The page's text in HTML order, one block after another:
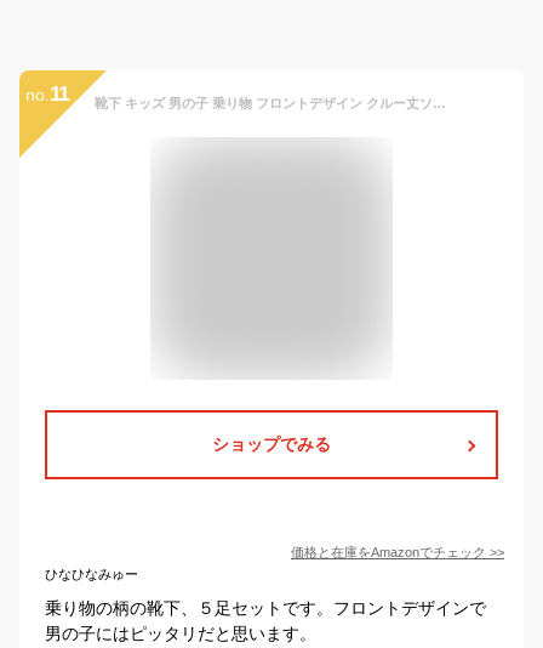
no. 11 靴下 キッズ 男の子 乗り物 フロントデザイン クルー丈ソックス 5足セット (20-24cm)
ショップでみる
価格と在庫をAmazonでチェック >>
ひなひなみゅー
乗り物の柄の靴下、５足セットです。フロントデザインで
男の子にはピッタリだと思います。